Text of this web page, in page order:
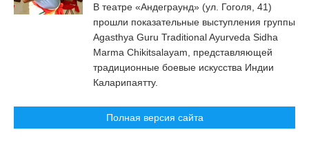
В театре «Андеграунд» (ул. Гоголя, 41)
прошли показательные выступления группы
Agasthya Guru Traditional Ayurveda Sidha
Marma Chikitsalayam, представляющей
традиционные боевые искусства Индии
Каларипаятту.
Полная версия сайта